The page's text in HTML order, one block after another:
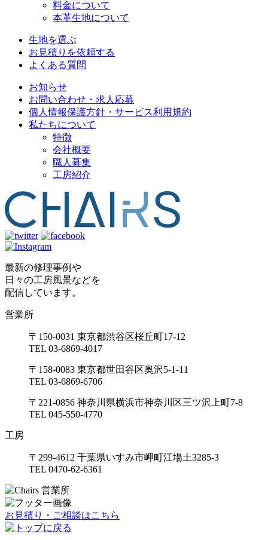
料金について
本革生地について
生地を選ぶ
お見積りを依頼する
よくある質問
お知らせ
お問い合わせ・求人応募
個人情報保護方針・サービス利用規約
私たちについて
特徴
会社概要
職人募集
工房紹介
最新の修理事例や
日々の工房風景などを
配信しています。
営業所
〒150-0031 東京都渋谷区桜丘町17-12
TEL 03-6869-4017
〒158-0083 東京都世田谷区奥沢5-1-11
TEL 03-6869-6706
〒221-0856 神奈川県横浜市神奈川区三ツ沢上町7-8
TEL 045-550-4770
工房
〒299-4612 千葉県いすみ市岬町江場土3285-3
TEL 0470-62-6361
お見積り・ご相談はこちら